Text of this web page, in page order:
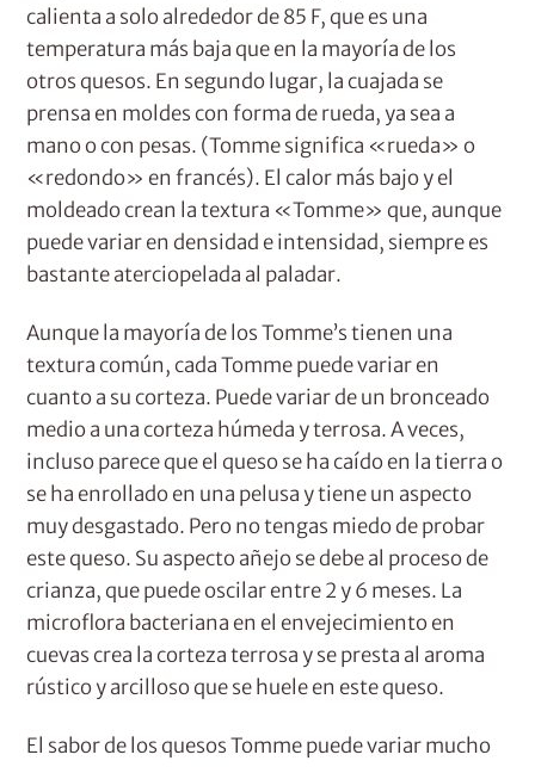
calienta a solo alrededor de 85 F, que es una
temperatura más baja que en la mayoría de los
otros quesos. En segundo lugar, la cuajada se
prensa en moldes con forma de rueda, ya sea a
mano o con pesas. (Tomme significa «rueda» o
«redondo» en francés). El calor más bajo y el
moldeado crean la textura «Tomme» que, aunque
puede variar en densidad e intensidad, siempre es
bastante aterciopelada al paladar.
Aunque la mayoría de los Tomme’s tienen una
textura común, cada Tomme puede variar en
cuanto a su corteza. Puede variar de un bronceado
medio a una corteza húmeda y terrosa. A veces,
incluso parece que el queso se ha caído en la tierra o
se ha enrollado en una pelusa y tiene un aspecto
muy desgastado. Pero no tengas miedo de probar
este queso. Su aspecto añejo se debe al proceso de
crianza, que puede oscilar entre 2 y 6 meses. La
microflora bacteriana en el envejecimiento en
cuevas crea la corteza terrosa y se presta al aroma
rústico y arcilloso que se huele en este queso.
El sabor de los quesos Tomme puede variar mucho